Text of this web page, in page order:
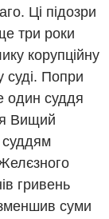
Ці підозри
три роки
корупційну
Попри
один суддя
Вищий
суддям
гривень
суми